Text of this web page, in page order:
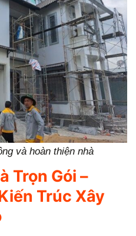
và hoàn thiện nhà
Trọn Gói –
Trúc Xây